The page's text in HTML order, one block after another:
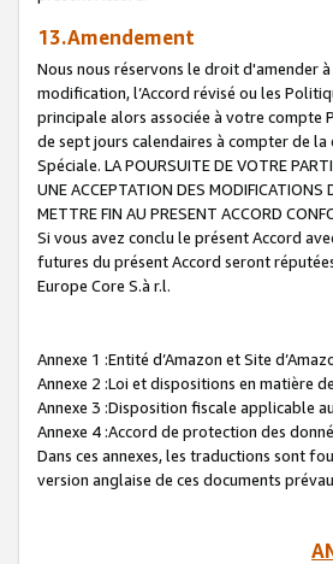
13.Amendement
Nous nous réservons le droit d'amender
modification, l’Accord révisé ou les
principale alors associée à votre compte
de sept jours calendaires à compter de
Spéciale. LA POURSUITE DE VOTRE
UNE ACCEPTATION DES MODIFICATIONS
METTRE FIN AU PRESENT ACCORD
Si vous avez conclu le présent Accord
futures du présent Accord seront
Europe Core S.à r.l.
Annexe 1 :Entité d’Amazon et Site
Annexe 2 :Loi et dispositions en matière
Annexe 3 :Disposition fiscale applicable
Annexe 4 :Accord de protection des
Dans ces annexes, les traductions sont
version anglaise de ces documents